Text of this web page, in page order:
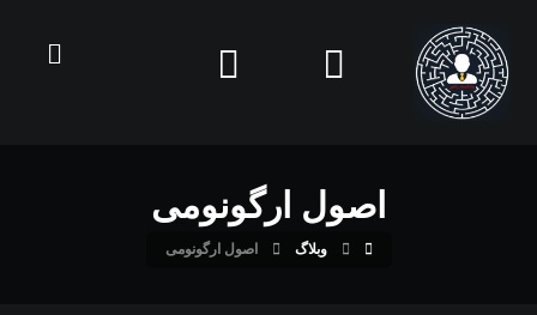
اصول ارگونومی
وبلاگ اصول ارگونومی